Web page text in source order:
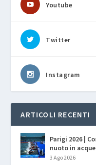
Youtube
Twitter
Instagram
ARTICOLI RECENTI
Parigi 2026 |
nuoto in
3 Ago 2026